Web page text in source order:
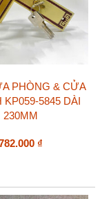
PHÒNG & CỬA
KP059-5845 DÀI
230MM
₫